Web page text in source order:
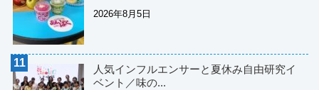
2026年8月5日
人気インフルエンサーと夏休み自由研究イ
ベント／味の...